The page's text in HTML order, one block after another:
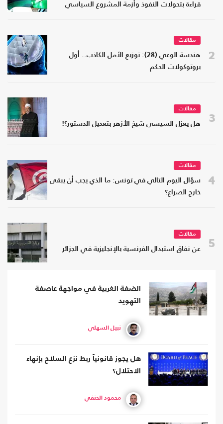
قراءة بتحولات النفوذ وأزمة المشروع السياسي
2
مقالات
هندسة الوعي (28): توزيع الأمل الكاذب.. أول
بروتوكولات الحكم
3
مقالات
هل يعزل السيسي شيخ الأزهر بتعديل الدستور؟!
4
مقالات
سؤال اليوم التالي في تونس: ما الذي يجب أن يبقى
خارج الصراع؟
5
مقالات
عن نفاق استبدال الفرنسية بالإنجليزية في الجزائر
الضفة الغربية في مواجهة عاصفة
التهويد
نبيل السهلي
هل يجوز قانونياً ربط نزع السلاح بإنهاء
الاحتلال؟
محمود الحنفي